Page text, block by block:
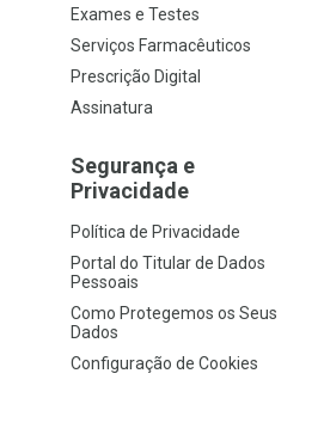
Exames e Testes
Serviços Farmacêuticos
Prescrição Digital
Assinatura
Segurança e
Privacidade
Política de Privacidade
Portal do Titular de Dados
Pessoais
Como Protegemos os Seus
Dados
Configuração de Cookies